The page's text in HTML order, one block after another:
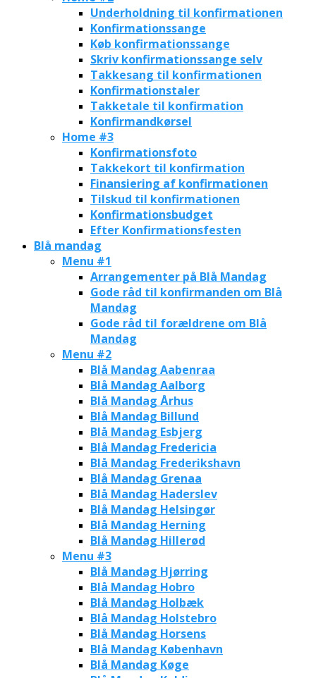
Underholdning til konfirmationen
Konfirmationssange
Køb konfirmationssange
Skriv konfirmationssange selv
Takkesang til konfirmationen
Konfirmationstaler
Takketale til konfirmation
Konfirmandkørsel
Home #3
Konfirmationsfoto
Takkekort til konfirmation
Finansiering af konfirmationen
Tilskud til konfirmationen
Konfirmationsbudget
Efter Konfirmationsfesten
Blå mandag
Menu #1
Arrangementer på Blå Mandag
Gode råd til konfirmanden om Blå
Mandag
Gode råd til forældrene om Blå
Mandag
Menu #2
Blå Mandag Aabenraa
Blå Mandag Aalborg
Blå Mandag Århus
Blå Mandag Billund
Blå Mandag Esbjerg
Blå Mandag Fredericia
Blå Mandag Frederikshavn
Blå Mandag Grenaa
Blå Mandag Haderslev
Blå Mandag Helsingør
Blå Mandag Herning
Blå Mandag Hillerød
Menu #3
Blå Mandag Hjørring
Blå Mandag Hobro
Blå Mandag Holbæk
Blå Mandag Holstebro
Blå Mandag Horsens
Blå Mandag København
Blå Mandag Køge